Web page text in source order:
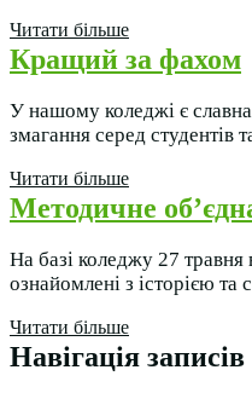
Читати більше
Кращий за фахом
У нашому коледжі є славна
змагання серед
Читати більше
Методичне
На базі коледжу 27 травня
ознайомлені з історією
Читати більше
Навігація записів